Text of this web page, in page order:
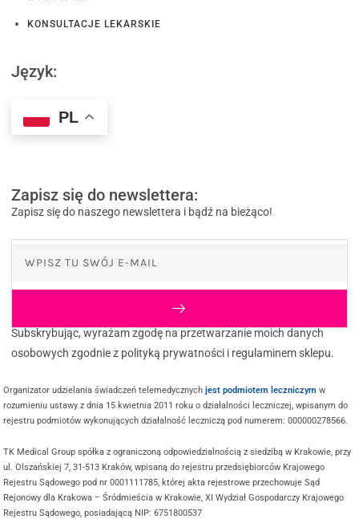
KONSULTACJE LEKARSKIE
Język:
PL
Zapisz się do newslettera:
Zapisz się do naszego newslettera i bądź na bieżąco!
Subskrybując, wyrażam zgodę na przetwarzanie moich danych
osobowych zgodnie z polityką prywatności i regulaminem sklepu.
Organizator udzielania świadczeń telemedycznychjest podmiotem leczniczym w
rozumieniu ustawy z dnia 15 kwietnia 2011 roku o działalności leczniczej, wpisanym do
rejestru podmiotów wykonujących działalność leczniczą pod numerem: 000000278566.
TK Medical Group spółka z ograniczoną odpowiedzialnością z siedzibą w Krakowie, przy
ul. Olszańskiej 7, 31-513 Kraków, wpisaną do rejestru przedsiębiorców Krajowego
Rejestru Sądowego pod nr 0001111785, której akta rejestrowe przechowuje Sąd
Rejonowy dla Krakowa – Śródmieścia w Krakowie, XI Wydział Gospodarczy Krajowego
Rejestru Sądowego, posiadającą NIP: 6751800537